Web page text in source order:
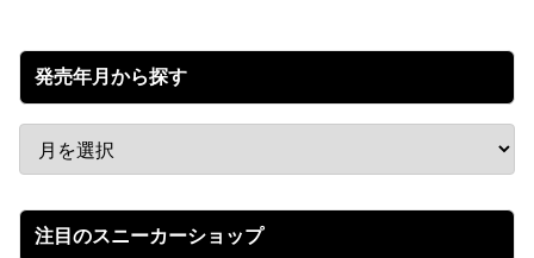
発売年月から探す
注目のスニーカーショップ